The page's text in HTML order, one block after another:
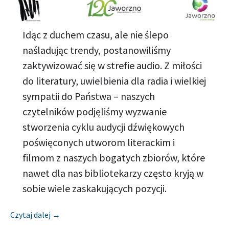
Idąc z duchem czasu, ale nie ślepo
naśladując trendy, postanowiliśmy
zaktywizować się w strefie audio. Z miłości
do literatury, uwielbienia dla radia i wielkiej
sympatii do Państwa – naszych
czytelników podjęliśmy wyzwanie
stworzenia cyklu audycji dźwiękowych
poświęconych utworom literackim i
filmom z naszych bogatych zbiorów, które
nawet dla nas bibliotekarzy często kryją w
sobie wiele zaskakujących pozycji.
Czytaj dalej [Zapowiedź] MIEJSKA BIBLIOTEKA PUBLICZNA W
→